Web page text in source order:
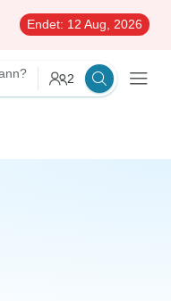
Endet: 12 Aug, 2026
2